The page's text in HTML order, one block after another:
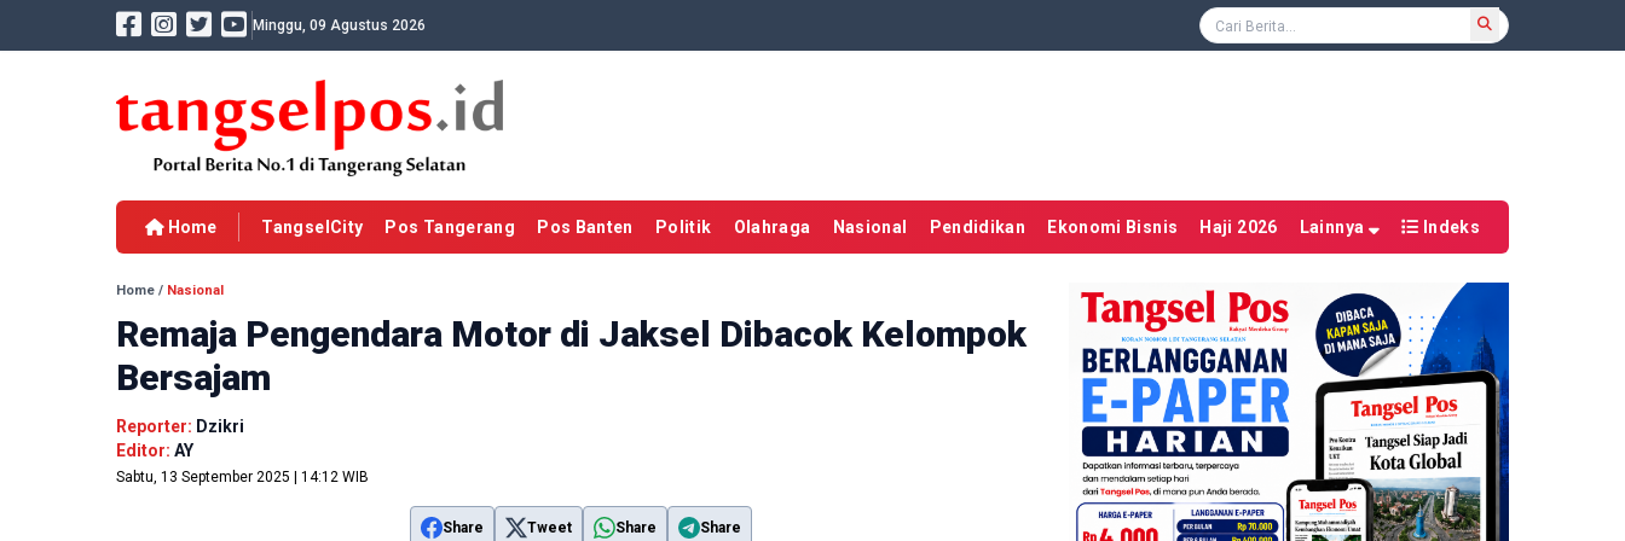
Minggu, 09 Agustus 2026
Home TangselCity Pos Tangerang Pos Banten Politik Olahraga Nasional Pendidikan Ekonomi Bisnis Haji 2026 Lainnya Indeks
Home / Nasional
Remaja Pengendara Motor di Jaksel Dibacok Kelompok
Bersajam
Reporter: Dzikri
Editor: AY
Sabtu, 13 September 2025 | 14:12 WIB
Share Tweet Share Share